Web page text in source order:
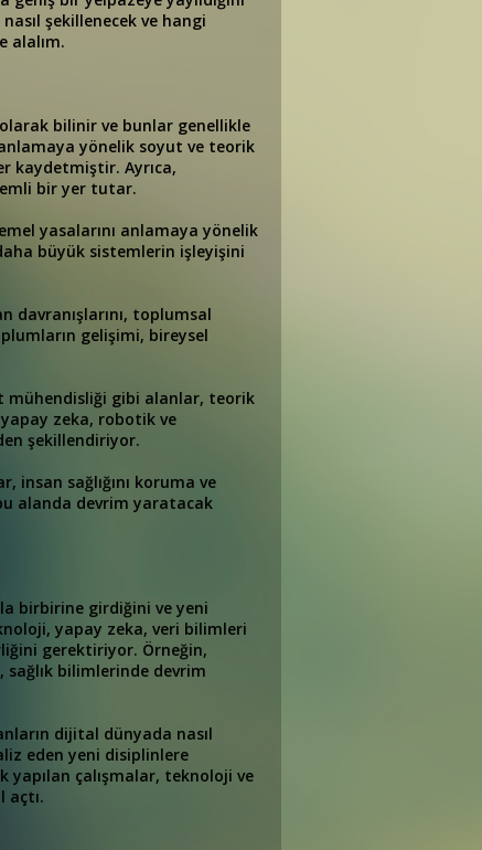
şekillenecek ve hangi
alalım.
bilinir ve bunlar genellikle
yönelik soyut ve teorik
kaydetmiştir. Ayrıca,
bir yer tutar.
yasalarını anlamaya yönelik
büyük sistemlerin işleyişini
davranışlarını, toplumsal
gelişimi, bireysel
mühendisliği gibi alanlar, teorik
zeka, robotik ve
şekillendiriyor.
insan sağlığını koruma ve
alanda devrim yaratacak
birbirine girdiğini ve yeni
yapay zeka, veri bilimleri
gerektiriyor. Örneğin,
bilimlerinde devrim
dijital dünyada nasıl
eden yeni disiplinlere
yapılan çalışmalar, teknoloji ve
açtı.